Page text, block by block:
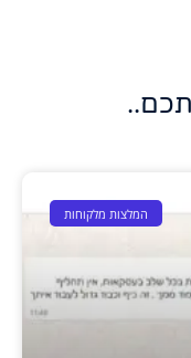
המלצות מלקוחות